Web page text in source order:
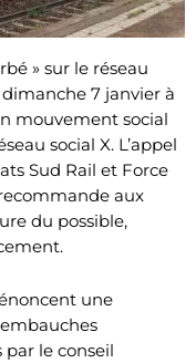
» sur le réseau
7 janvier à
mouvement social
social X. L’appel
Sud Rail et Force
aux
du possible,
une
le conseil